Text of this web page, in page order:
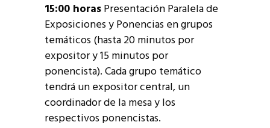
15:00 horasPresentación Paralela de
Exposiciones y Ponencias en grupos
temáticos (hasta 20 minutos por
expositor y 15 minutos por
ponencista). Cada grupo temático
tendrá un expositor central, un
coordinador de la mesa y los
respectivos ponencistas.